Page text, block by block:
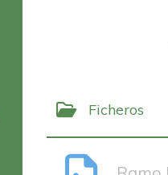
Ficheros